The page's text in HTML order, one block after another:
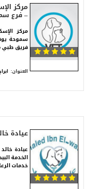
مركز
– فرع
مركز
سموحة
فريق طبي
العنوان:
عيادة
عيادة
الخدمة
خدمات